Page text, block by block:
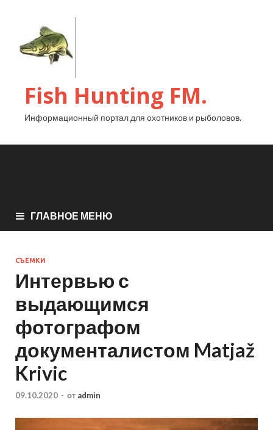
Fish Hunting FM.
Информационный портал для охотников и рыболовов.
ГЛАВНОЕ МЕНЮ
СЪЕМКИ
Интервью с
выдающимся
фотографом
документалистом Matjaž
Krivic
09.10.2020 - от admin